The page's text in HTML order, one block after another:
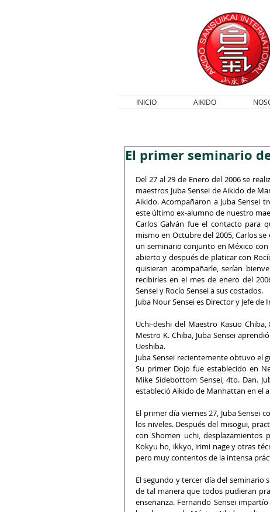
INICIO AIKIDO
El primer seminario
Del 27 al 29 de Enero del 2006 se
maestros Juba Sensei de Aikido de
Aikido. Acompañaron a Juba Sensei
este último ex-alumno de nuestro
Carlos Galván fue el contacto para
mismo en Octubre del 2005, Carlos
un seminario conjunto en México
abierto y después de platicar con
quisieran acompañarle, serían
recibirles en el mes de enero del
Sensei y Rocío Sensei a sus costados.
Juba Nour Sensei es Director y Jefe
Uchi-deshi del Maestro Kasuo
Mestro K. Chiba, Juba Sensei
Ueshiba.
Juba Sensei recientemente obtuvo el
Su primer Dojo fue establecido en
Mike Sidebottom Sensei, 4to. Dan.
estableció Aikido de Manhattan en el
El primer día viernes 27, Juba Sensei
los niveles. Después del misogui,
con Shomen uchi, desplazamientos
Kokyu ho, ikkyo, irimi nage y otras
pero muy contentos de la intensa
El segundo y tercer día del seminario
de tal manera que todos pudieran
enseñanza. Fernando Sensei